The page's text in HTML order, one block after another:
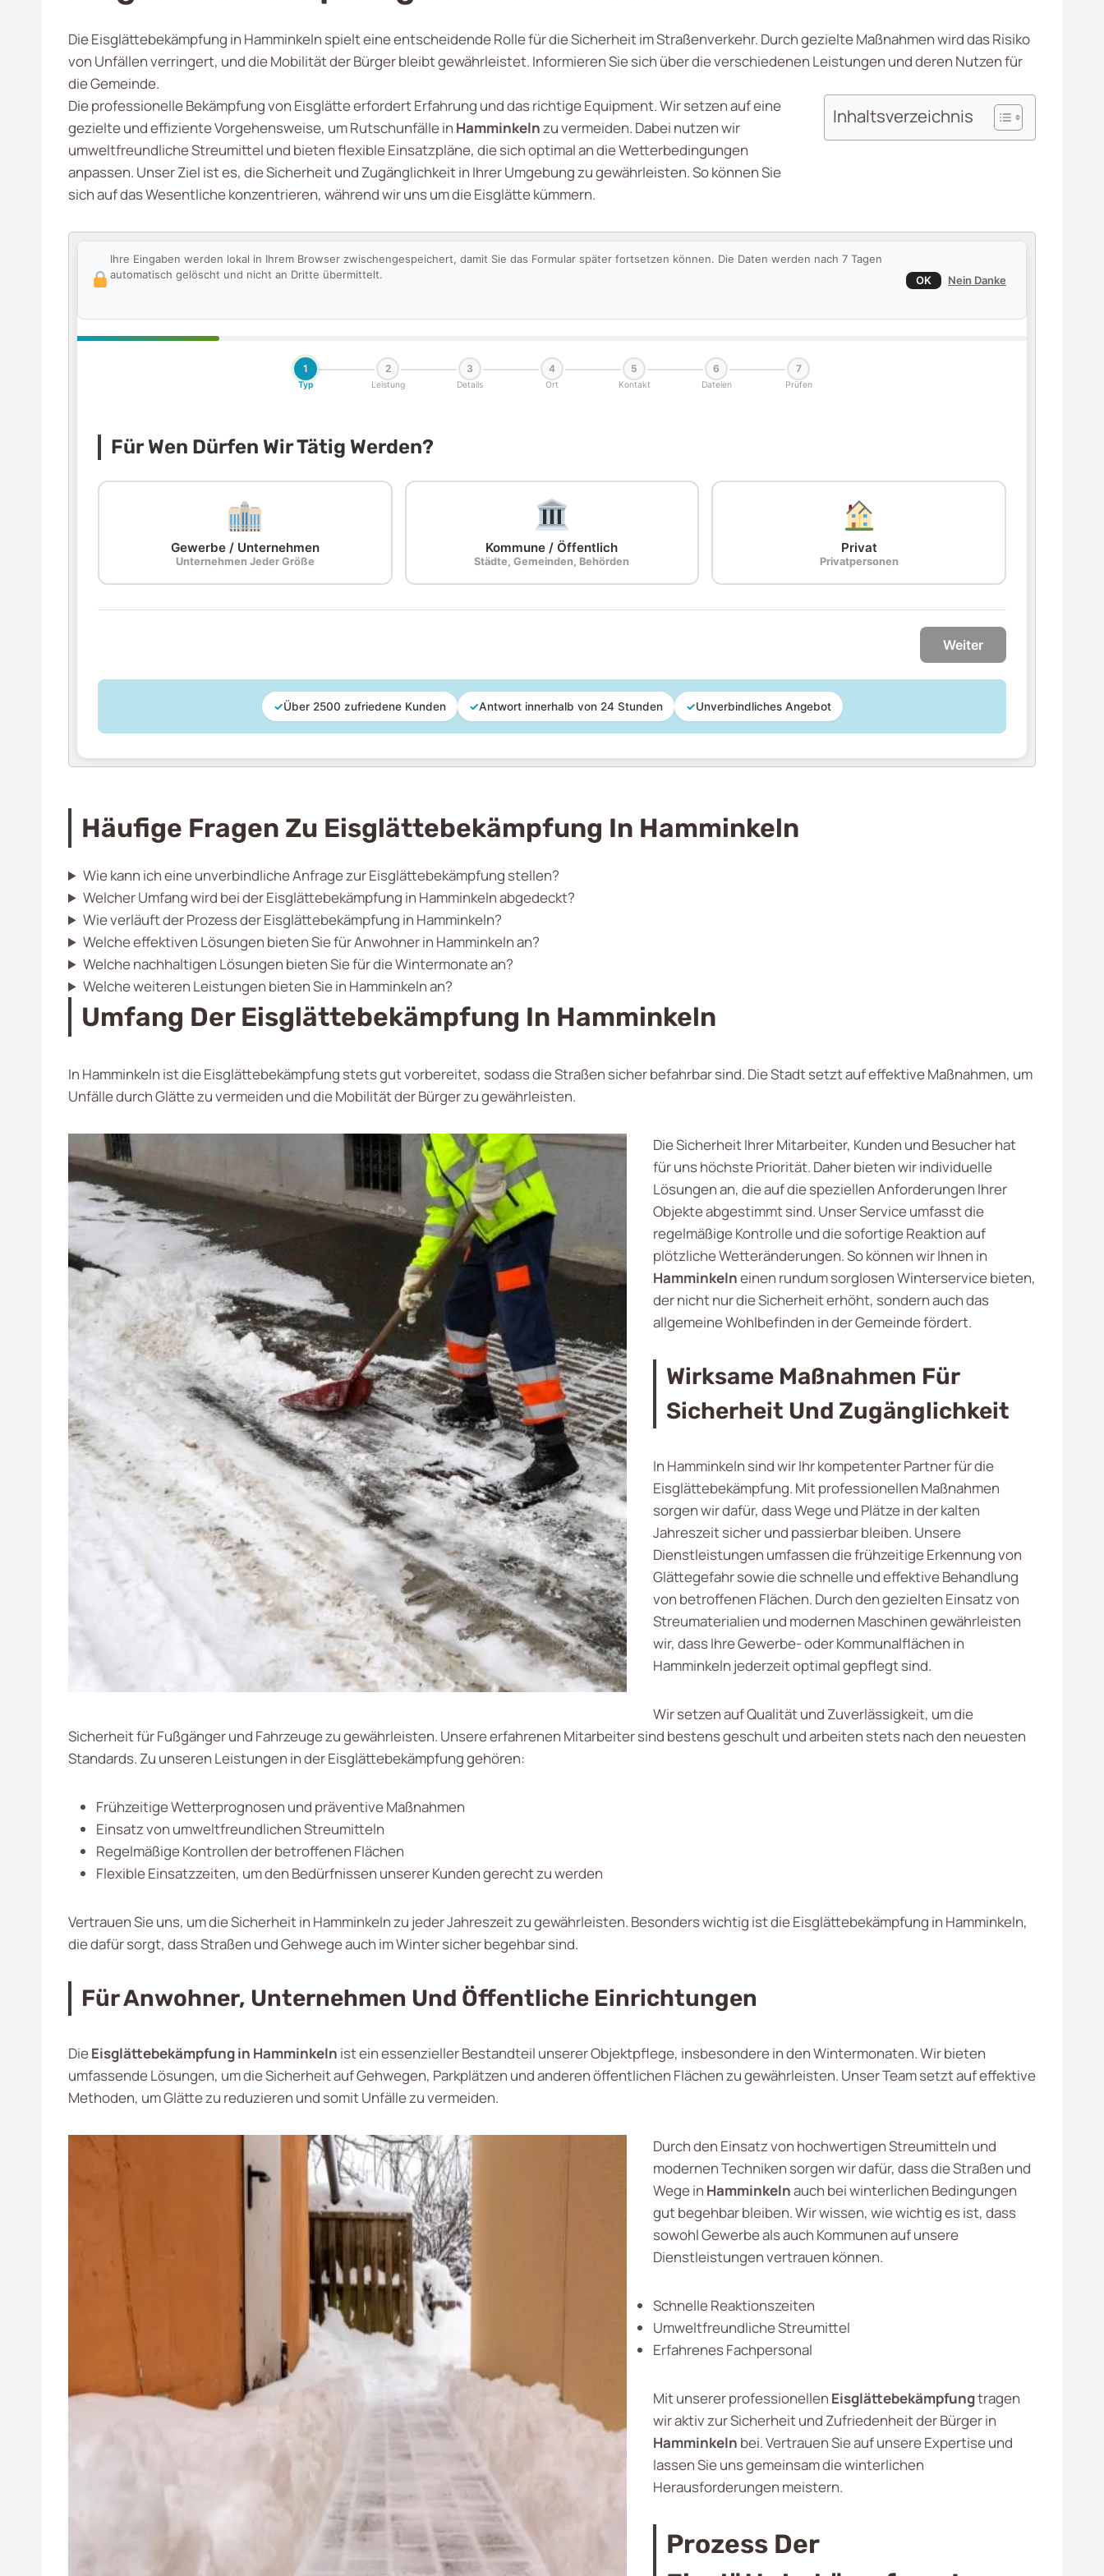
Die Eisglättebekämpfung in Hamminkeln spielt eine entscheidende Rolle für die Sicherheit im Straßenverkehr. Durch gezielte Maßnahmen wird das Risiko
von Unfällen verringert, und die Mobilität der Bürger bleibt gewährleistet. Informieren Sie sich über die verschiedenen Leistungen und deren Nutzen für
die Gemeinde.
Inhaltsverzeichnis
Die professionelle Bekämpfung von Eisglätte erfordert Erfahrung und das richtige Equipment. Wir setzen auf eine
gezielte und effiziente Vorgehensweise, um Rutschunfälle in Hamminkelnzu vermeiden. Dabei nutzen wir
umweltfreundliche Streumittel und bieten flexible Einsatzpläne, die sich optimal an die Wetterbedingungen
anpassen. Unser Ziel ist es, die Sicherheit und Zugänglichkeit in Ihrer Umgebung zu gewährleisten. So können Sie
sich auf das Wesentliche konzentrieren, während wir uns um die Eisglätte kümmern.
Ihre Eingaben werden lokal in Ihrem Browser zwischengespeichert, damit Sie das Formular später fortsetzen können. Die Daten werden nach 7 Tagen
automatisch gelöscht und nicht an Dritte übermittelt.
OK Nein Danke
1
Typ
2
Leistung
3
Details
4
Ort
5
Kontakt
6
Dateien
7
Prüfen
Für Wen Dürfen Wir Tätig Werden?
Gewerbe / Unternehmen
Unternehmen Jeder Größe
Kommune / Öffentlich
Städte, Gemeinden, Behörden
Privat
Privatpersonen
Weiter
✓Über 2500 zufriedene Kunden ✓Antwort innerhalb von 24 Stunden ✓Unverbindliches Angebot
Häufige Fragen Zu Eisglättebekämpfung In Hamminkeln
Wie kann ich eine unverbindliche Anfrage zur Eisglättebekämpfung stellen?
Welcher Umfang wird bei der Eisglättebekämpfung in Hamminkeln abgedeckt?
Wie verläuft der Prozess der Eisglättebekämpfung in Hamminkeln?
Welche effektiven Lösungen bieten Sie für Anwohner in Hamminkeln an?
Welche nachhaltigen Lösungen bieten Sie für die Wintermonate an?
Welche weiteren Leistungen bieten Sie in Hamminkeln an?
Umfang Der Eisglättebekämpfung In Hamminkeln
In Hamminkeln ist die Eisglättebekämpfung stets gut vorbereitet, sodass die Straßen sicher befahrbar sind. Die Stadt setzt auf effektive Maßnahmen, um
Unfälle durch Glätte zu vermeiden und die Mobilität der Bürger zu gewährleisten.
Die Sicherheit Ihrer Mitarbeiter, Kunden und Besucher hat
für uns höchste Priorität. Daher bieten wir individuelle
Lösungen an, die auf die speziellen Anforderungen Ihrer
Objekte abgestimmt sind. Unser Service umfasst die
regelmäßige Kontrolle und die sofortige Reaktion auf
plötzliche Wetteränderungen. So können wir Ihnen in
Hamminkelneinen rundum sorglosen Winterservice bieten,
der nicht nur die Sicherheit erhöht, sondern auch das
allgemeine Wohlbefinden in der Gemeinde fördert.
Wirksame Maßnahmen Für
Sicherheit Und Zugänglichkeit
In Hamminkeln sind wir Ihr kompetenter Partner für die
Eisglättebekämpfung. Mit professionellen Maßnahmen
sorgen wir dafür, dass Wege und Plätze in der kalten
Jahreszeit sicher und passierbar bleiben. Unsere
Dienstleistungen umfassen die frühzeitige Erkennung von
Glättegefahr sowie die schnelle und effektive Behandlung
von betroffenen Flächen. Durch den gezielten Einsatz von
Streumaterialien und modernen Maschinen gewährleisten
wir, dass Ihre Gewerbe- oder Kommunalflächen in
Hamminkeln jederzeit optimal gepflegt sind.
Wir setzen auf Qualität und Zuverlässigkeit, um die
Sicherheit für Fußgänger und Fahrzeuge zu gewährleisten. Unsere erfahrenen Mitarbeiter sind bestens geschult und arbeiten stets nach den neuesten
Standards. Zu unseren Leistungen in der Eisglättebekämpfung gehören:
Frühzeitige Wetterprognosen und präventive Maßnahmen
Einsatz von umweltfreundlichen Streumitteln
Regelmäßige Kontrollen der betroffenen Flächen
Flexible Einsatzzeiten, um den Bedürfnissen unserer Kunden gerecht zu werden
Vertrauen Sie uns, um die Sicherheit in Hamminkeln zu jeder Jahreszeit zu gewährleisten. Besonders wichtig ist die Eisglättebekämpfung in Hamminkeln,
die dafür sorgt, dass Straßen und Gehwege auch im Winter sicher begehbar sind.
Für Anwohner, Unternehmen Und Öffentliche Einrichtungen
DieEisglättebekämpfung in Hamminkeln ist ein essenzieller Bestandteil unserer Objektpflege, insbesondere in den Wintermonaten. Wir bieten
umfassende Lösungen, um die Sicherheit auf Gehwegen, Parkplätzen und anderen öffentlichen Flächen zu gewährleisten. Unser Team setzt auf effektive
Methoden, um Glätte zu reduzieren und somit Unfälle zu vermeiden.
Durch den Einsatz von hochwertigen Streumitteln und
modernen Techniken sorgen wir dafür, dass die Straßen und
Wege in Hamminkelnauch bei winterlichen Bedingungen
gut begehbar bleiben. Wir wissen, wie wichtig es ist, dass
sowohl Gewerbe als auch Kommunen auf unsere
Dienstleistungen vertrauen können.
Schnelle Reaktionszeiten
Umweltfreundliche Streumittel
Erfahrenes Fachpersonal
Mit unserer professionellen Eisglättebekämpfungtragen
wir aktiv zur Sicherheit und Zufriedenheit der Bürger in
Hamminkeln bei. Vertrauen Sie auf unsere Expertise und
lassen Sie uns gemeinsam die winterlichen
Herausforderungen meistern.
Prozess Der